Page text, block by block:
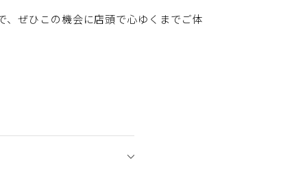
ぜひこの機会に店頭で心ゆくまでご体